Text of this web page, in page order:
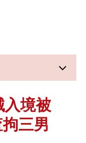
入境被
三男